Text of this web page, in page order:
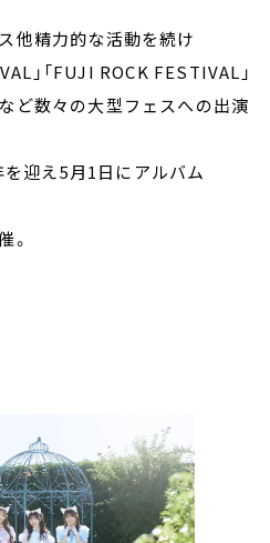
他精力的な活動を続け
」「FUJI ROCK FESTIVAL」
ど数々の大型フェスへの出演
を迎え5月1日にアルバム
。